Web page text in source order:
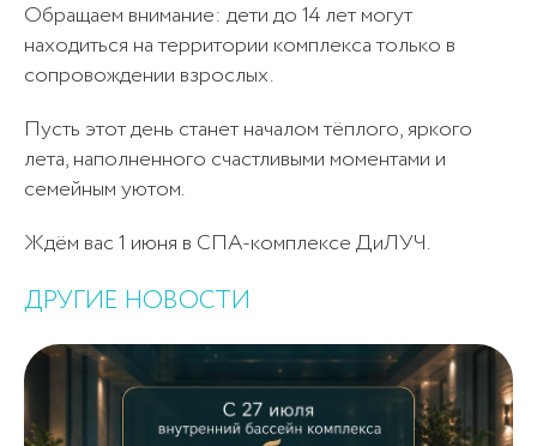
Обращаем внимание: дети до 14 лет могут
находиться на территории комплекса только в
сопровождении взрослых.
Пусть этот день станет началом тёплого, яркого
лета, наполненного счастливыми моментами и
семейным уютом.
Ждём вас 1 июня в СПА-комплексе ДиЛУЧ.
ДРУГИЕ НОВОСТИ
Криосауна (разовое посещение)1 100₽
10